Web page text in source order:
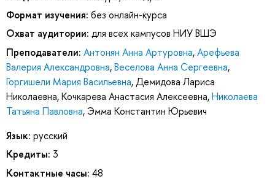
Формат изучения: без онлайн-курса
Охват аудитории: для всех кампусов НИУ ВШЭ
Преподаватели: Антонян Анна Артуровна,Арефьева
Валерия Александровна,Веселова Анна Сергеевна,
Горгишели Мария Васильевна,Демидова Лариса
Николаевна,Кочкарева Анастасия Алексеевна,Николаева
Татьяна Павловна,Эмма Константин Юрьевич
Язык: русский
Кредиты: 3
Контактные часы: 48